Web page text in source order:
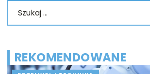
REKOMENDOWANE